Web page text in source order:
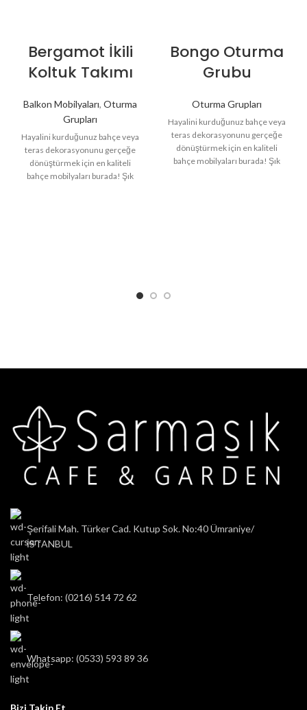
Bergamot İkili
Koltuk Takımı
Balkon Mobilyaları, Oturma
Grupları
Hayalini kurduğunuz bahçe veya
teras dekorasyonunu gerçeğe
dönüştürmek için en kaliteli
bahçe mobilyaları burada! Şık
Bongo Oturma
Grubu
Oturma Grupları
Hayalini kurduğunuz bahçe veya
teras dekorasyonunu gerçeğe
dönüştürmek için en kaliteli
bahçe mobilyaları burada! Şık
Şerifali Mah. Türker Cad. Kutup Sok. No:40 Ümraniye/
İSTANBUL
Telefon: (0216) 514 72 62
Whatsapp: (0533) 593 89 36
Bizi Takip Et